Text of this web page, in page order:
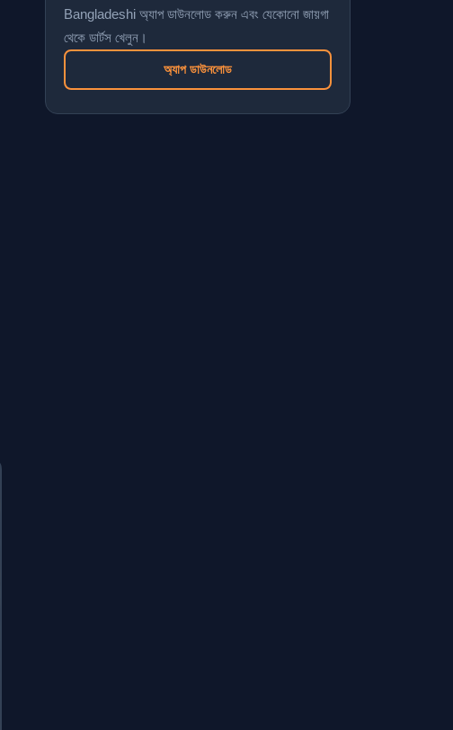
Bangladeshi অ্যাপ ডাউনলোড করুন এবং যেকোনো জায়গা
থেকে ডার্টস খেলুন।
অ্যাপ ডাউনলোড